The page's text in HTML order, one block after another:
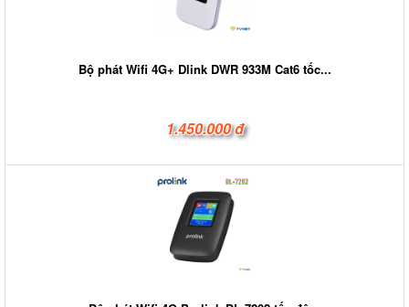
Bộ phát Wifi 4G+ Dlink DWR 933M Cat6 tốc...
1.450.000 đ